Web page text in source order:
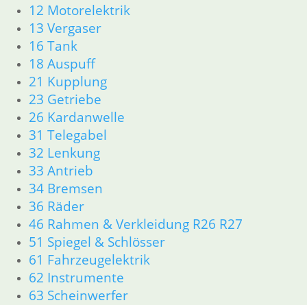
12 Motorelektrik
13 Vergaser
16 Tank
18 Auspuff
21 Kupplung
23 Getriebe
26 Kardanwelle
31 Telegabel
32 Lenkung
33 Antrieb
34 Bremsen
36 Räder
46 Rahmen & Verkleidung R26 R27
51 Spiegel & Schlösser
61 Fahrzeugelektrik
62 Instrumente
63 Scheinwerfer
11 Motor
Dichtungen
32 Lenkung
33 Antrieb
34 Bremsen
46 Rahmen Verkleidung
61 Fahrzeugelektrik
R25 /3
11 Motor R25/3
Dichtungen
Zylinderkopf
12 Motorelektrik
13 Vergaser
16 Tank
18 Auspuff
21 Kupplung
23 Getriebe
31 Telegabel
32 Lenkung